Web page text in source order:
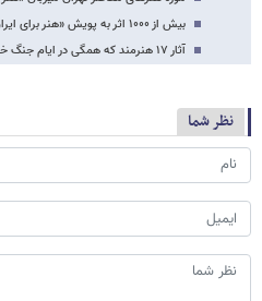
بیش از ۱۰۰۰ اثر به پویش «هنر برای ایران» ارسال شد
آثار ۱۷ هنرمند که همگی در ایام جنگ خلق شدند/ معاون وزیر به دنا رفت
نظر شما